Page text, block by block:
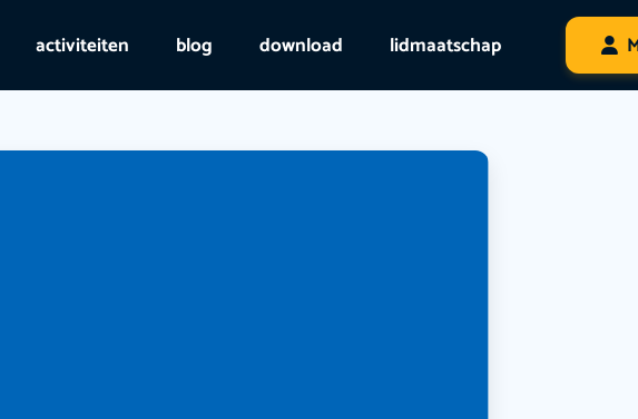
activiteiten blog download lidmaatschap